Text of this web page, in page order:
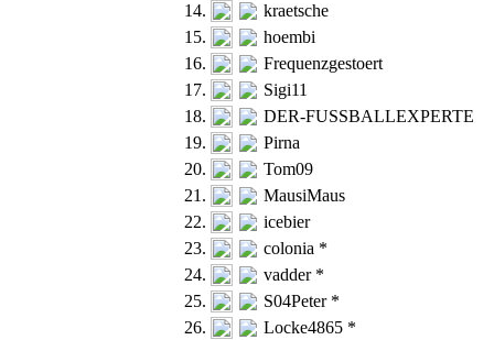
14.
kraetsche
15.
hoembi
16.
Frequenzgestoert
17.
Sigi11
18.
DER-FUSSBALLEXPERTE
19.
Pirna
20.
Tom09
21.
MausiMaus
22.
icebier
23.
colonia *
24.
vadder *
25.
S04Peter *
26.
Locke4865 *